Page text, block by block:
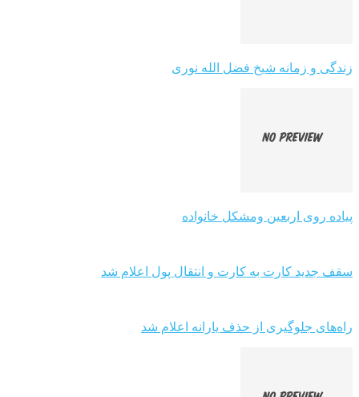
زندگی و زمانه شیخ فضل الله نوری
پیاده روی اربعین ومشکل خانواده
سقف جدید کارت به کارت و انتقال پول اعلام شد
راه‌های جلوگیری از حذف یارانه اعلام شد